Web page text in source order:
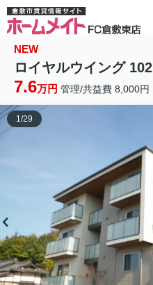
NEW
ロイヤルウイング 102
7.6万円 管理/共益費 8,000円
1/29